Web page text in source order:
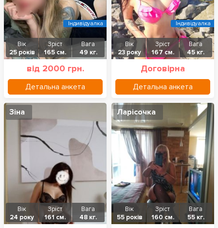
Вік
25 років
Зріст
165 см.
Вага
49 кг.
від 2000 грн.
Детальна анкета
Індивідуалка
Вік
23 року
Зріст
167 см.
Вага
45 кг.
Договірна
Детальна анкета
Індивідуалка
Зіна
Вік
24 року
Зріст
161 см.
Вага
48 кг.
Ларісочка
Вік
55 років
Зріст
160 см.
Вага
55 кг.